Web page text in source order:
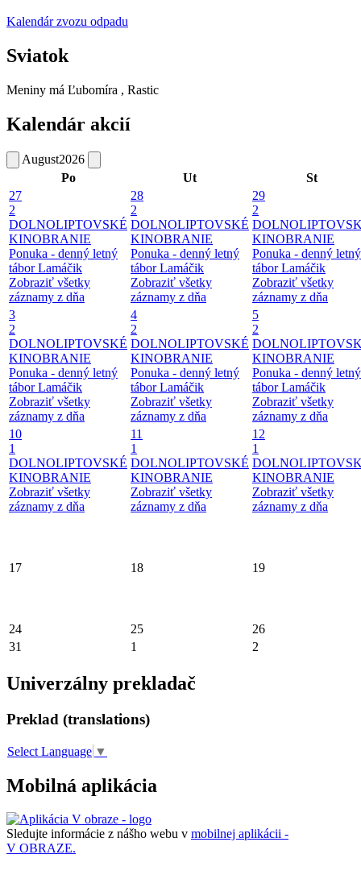
Kalendár zvozu odpadu
Sviatok
Meniny má Ľubomíra , Rastic
Kalendár akcií
August2026
Po
Ut
St
27
2
DOLNOLIPTOVSKÉ
KINOBRANIE
Ponuka - denný letný
tábor Lamáčik
Zobraziť všetky
záznamy z dňa
28
2
DOLNOLIPTOVSKÉ
KINOBRANIE
Ponuka - denný letný
tábor Lamáčik
Zobraziť všetky
záznamy z dňa
29
2
KINOBRANIE
Ponuka - denný letný
tábor Lamáčik
Zobraziť všetky
záznamy z dňa
3
2
DOLNOLIPTOVSKÉ
KINOBRANIE
Ponuka - denný letný
tábor Lamáčik
Zobraziť všetky
záznamy z dňa
4
2
DOLNOLIPTOVSKÉ
KINOBRANIE
Ponuka - denný letný
tábor Lamáčik
Zobraziť všetky
záznamy z dňa
5
2
KINOBRANIE
Ponuka - denný letný
tábor Lamáčik
Zobraziť všetky
záznamy z dňa
10
1
DOLNOLIPTOVSKÉ
KINOBRANIE
Zobraziť všetky
záznamy z dňa
11
1
DOLNOLIPTOVSKÉ
KINOBRANIE
Zobraziť všetky
záznamy z dňa
12
1
KINOBRANIE
Zobraziť všetky
záznamy z dňa
17 18 19
24 25
26
31
1 2
Univerzálny prekladač
Preklad (translations)
Select Language ▼
Mobilná aplikácia
Sledujte informácie z nášho webu v mobilnej aplikácii -
V OBRAZE.